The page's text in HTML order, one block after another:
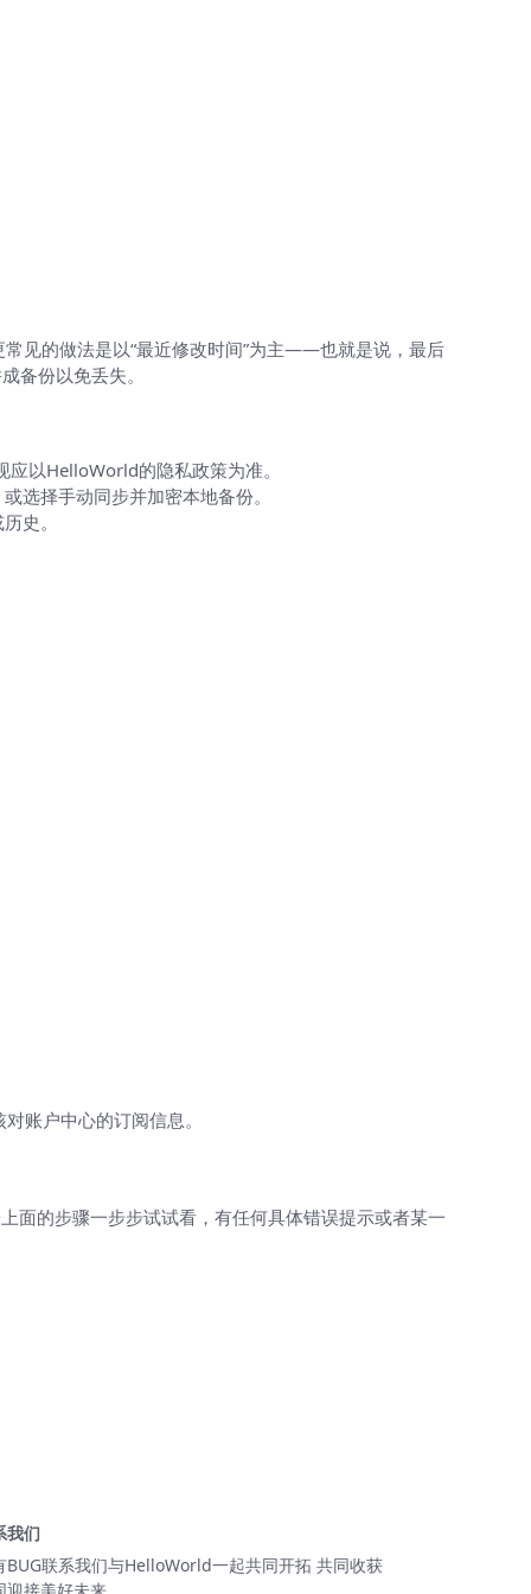
见的做法是以“最近修改时间”为主——也就是说，最后
备份以免丢失。
以HelloWorld的隐私政策为准。
选择手动同步并加密本地备份。
史。
账户中心的订阅信息。
面的步骤一步步试试看，有任何具体错误提示或者某一
我们
BUG联系我们与HelloWorld一起共同开拓 共同收获